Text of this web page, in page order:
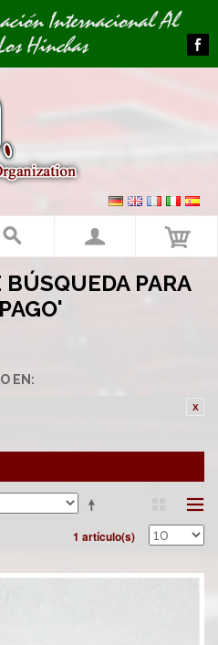
Internacional Al
Hinchas
BÚSQUEDA PARA
EN:
1 artículo(s)